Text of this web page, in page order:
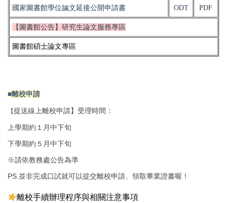
國家圖書館學位論文延後公開申請書 ODT PDF
【圖書館公告】研究生論文服務專區
圖書館碩士論文專區
■離校申請
【提送線上離校申請】受理時間：
上學期約１月中下旬
下學期約５月中下旬
※請依教務處公告為準
PS.並非完成口試就可以提交離校申請、領取畢業證書喔！
離校手續辦理程序與相關注意事項